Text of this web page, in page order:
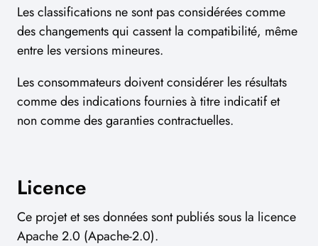
Les classifications ne sont pas considérées comme
des changements qui cassent la compatibilité, même
entre les versions mineures.
Les consommateurs doivent considérer les résultats
comme des indications fournies à titre indicatif et
non comme des garanties contractuelles.
Licence
Ce projet et ses données sont publiés sous la licence
Apache 2.0 (Apache-2.0).